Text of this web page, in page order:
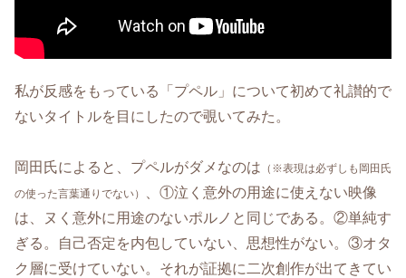
私が反感をもっている「プペル」について初めて礼讃的で
ないタイトルを目にしたので覗いてみた。
岡田氏によると、プペルがダメなのは （※表現は必ずしも岡田氏
の使った言葉通りでない）
、①泣く意外の用途に使えない映像
は、ヌく意外に用途のないポルノと同じである。②単純す
ぎる。自己否定を内包していない、思想性がない。③オタ
ク層に受けていない。それが証拠に二次創作が出てきてい